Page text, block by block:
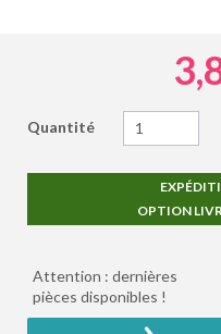
Quantité
OPTION
Attention : dernières
pièces disponibles !